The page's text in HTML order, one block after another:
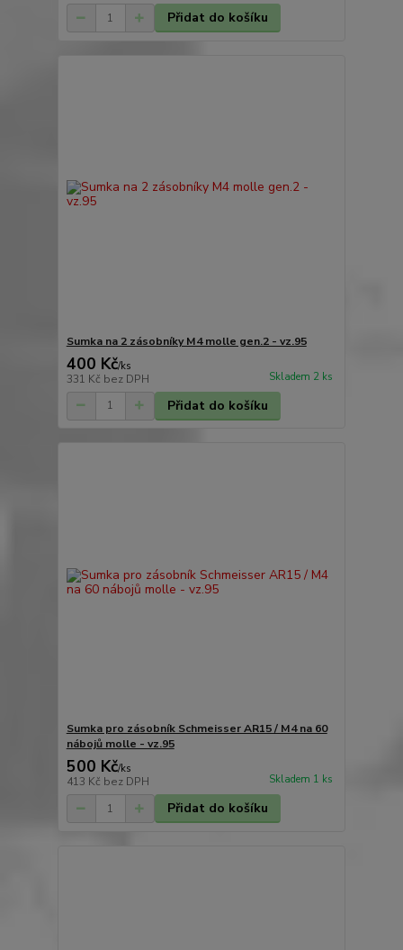
Přidat do košíku
Sumka na 2 zásobníky M4 molle gen.2 - vz.95
400 Kč/ks
331 Kč bez DPH Skladem 2 ks
Přidat do košíku
Sumka pro zásobník Schmeisser AR15 / M4 na 60
nábojů molle - vz.95
500 Kč/ks
413 Kč bez DPH Skladem 1 ks
Přidat do košíku